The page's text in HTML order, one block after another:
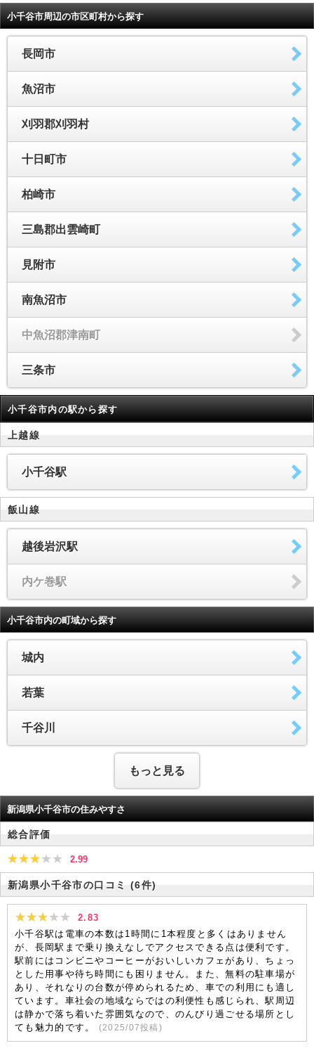
小千谷市周辺の市区町村から探す
長岡市
魚沼市
刈羽郡刈羽村
十日町市
柏崎市
三島郡出雲崎町
見附市
南魚沼市
中魚沼郡津南町
三条市
小千谷市内の駅から探す
上越線
小千谷駅
飯山線
越後岩沢駅
内ケ巻駅
小千谷市内の町域から探す
城内
若葉
千谷川
もっと見る
新潟県小千谷市の住みやすさ
総合評価
2.99
新潟県小千谷市の口コミ (6件)
2.83
小千谷駅は電車の本数は1時間に1本程度と多くはありません
が、長岡駅まで乗り換えなしでアクセスできる点は便利です。
駅前にはコンビニやコーヒーがおいしいカフェがあり、ちょっ
とした用事や待ち時間にも困りません。また、無料の駐車場が
あり、それなりの台数が停められるため、車での利用にも適し
ています。車社会の地域ならではの利便性も感じられ、駅周辺
は静かで落ち着いた雰囲気なので、のんびり過ごせる場所とし
ても魅力的です。
(2025/07投稿)